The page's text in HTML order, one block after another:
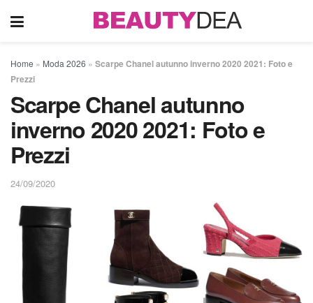
Home » Moda 2026 » Scarpe Chanel autunno inverno 2020 2021: Foto e
Prezzi
Scarpe Chanel autunno
inverno 2020 2021: Foto e
Prezzi
24/09/2020